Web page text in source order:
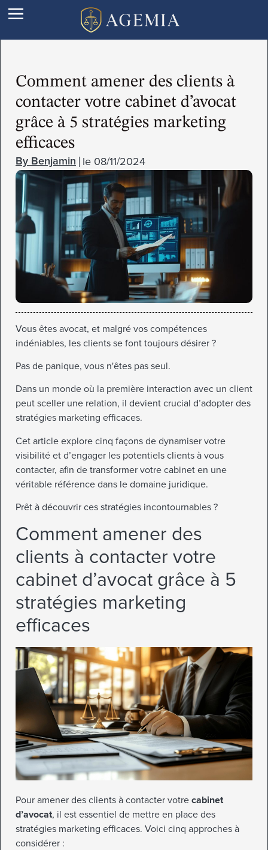
Comment amener des clients à
contacter votre cabinet d’avocat
grâce à 5 stratégies marketing
efficaces
Benjamin le 08/11/2024
Vous êtes avocat, et malgré vos compétences
indéniables, les clients se font toujours désirer ?
Pas de panique, vous n'êtes pas seul.
Dans un monde où la première interaction avec un client
peut sceller une relation, il devient crucial d’adopter des
stratégies marketing efficaces.
Cet article explore cinq façons de dynamiser votre
visibilité et d’engager les potentiels clients à vous
contacter, afin de transformer votre cabinet en une
véritable référence dans le domaine juridique.
Prêt à découvrir ces stratégies incontournables ?
Comment amener des
clients à contacter votre
cabinet d’avocat grâce à 5
stratégies marketing
efficaces
Pour amener des clients à contacter votre cabinet
d’avocat, il est essentiel de mettre en place des
stratégies marketing efficaces. Voici cinq approches à
considérer :